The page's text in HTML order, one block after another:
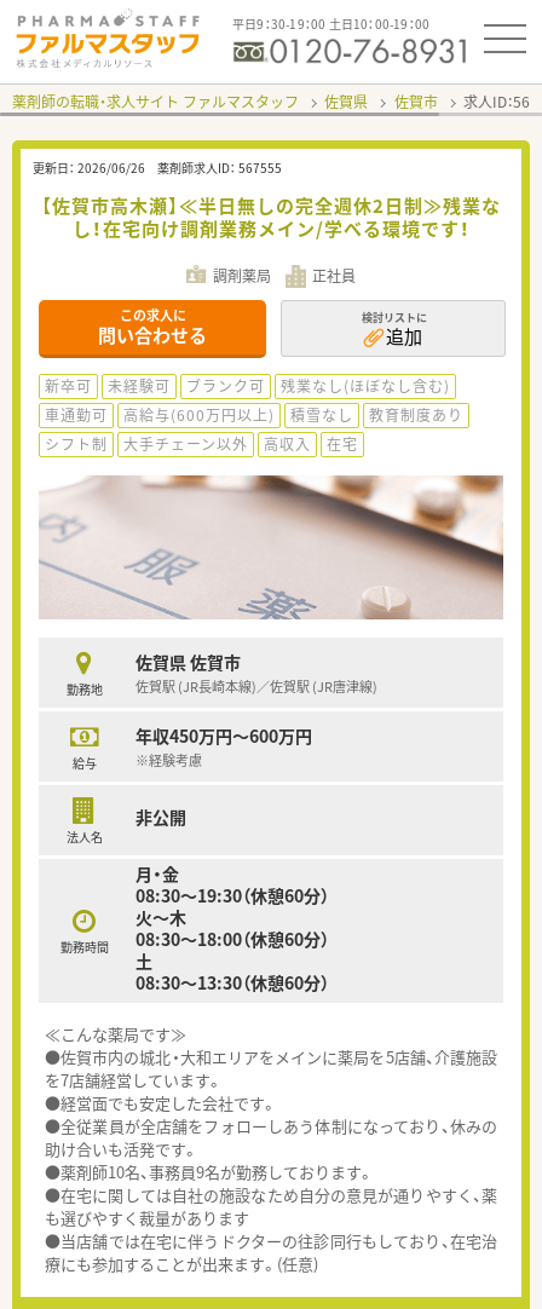
平日9：30-19：00 土日10：00-19：00
薬剤師の転職・求人サイト ファルマスタッフ 佐賀県 佐賀市 求人ID：
更新日： 2026/06/26 薬剤師求人ID： 567555
【佐賀市高木瀬】≪半日無しの完全週休2日制≫残業な
し！在宅向け調剤業務メイン/学べる環境です！
調剤薬局 正社員
この求人に
問い合わせる
検討リストに
追加
新卒可 未経験可 ブランク可
残業なし(ほぼなし含む)
車通勤可
高給与(600万円以上) 積雪なし
教育制度あり
シフト制
大手チェーン以外 高収入 在宅
勤務地
佐賀県 佐賀市
佐賀駅 (JR長崎本線)／佐賀駅 (JR唐津線)
給与
年収450万円～600万円
※経験考慮
法人名
非公開
勤務時間
月・金
08:30〜19:30（休憩60分）
火〜木
08:30〜18:00（休憩60分）
土
08:30〜13:30（休憩60分）
≪こんな薬局です≫
●佐賀市内の城北・大和エリアをメインに薬局を5店舗、介護施設
を7店舗経営しています。
●経営面でも安定した会社です。
●全従業員が全店舗をフォローしあう体制になっており、休みの
助け合いも活発です。
●薬剤師10名、事務員9名が勤務しております。
●在宅に関しては自社の施設なため自分の意見が通りやすく、薬
も選びやすく裁量があります
●当店舗では在宅に伴うドクターの往診同行もしており、在宅治
療にも参加することが出来ます。(任意)